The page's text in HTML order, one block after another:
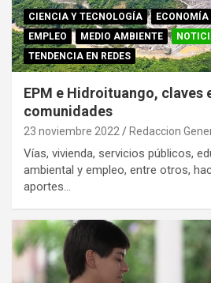
CIENCIA Y TECNOLOGÍA ECONOMÍA
EMPLEO
MEDIO AMBIENTE
TENDENCIA EN REDES
EPM e Hidroituango, claves
comunidades
23 noviembre 2022 Redaccion
Vías, vivienda, servicios públicos,
ambiental y empleo, entre otros,
aportes…